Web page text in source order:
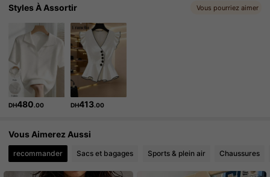
4.78 1.6M Suiveurs
4.78 1.6M Suiveurs
4.78 1.6M Suiveurs
4.78 1.6M Suiveurs
Styles À Assortir Vous pourriez aimer
DH480.00 DH413.00
Vous Aimerez Aussi
recommander Sacs et bagages Sports & plein air Chaussures